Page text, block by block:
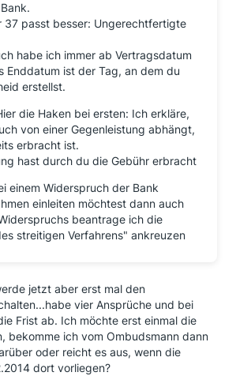
37 passt besser: Ungerechtfertigte
habe ich immer ab Vertragsdatum
Enddatum ist der Tag, an dem du
erstellst.
die Haken bei ersten: Ich erkläre,
von einer Gegenleistung abhängt,
erbracht ist.
hast durch du die Gebühr erbracht
einem Widerspruch der Bank
einleiten möchtest dann auch
beantrage ich die
streitigen Verfahrens" ankreuzen
jetzt aber erst mal den
vier Ansprüche und bei
Frist ab. Ich möchte erst einmal die
bekomme ich vom Ombudsmann dann
oder reicht es aus, wenn die
dort vorliegen?